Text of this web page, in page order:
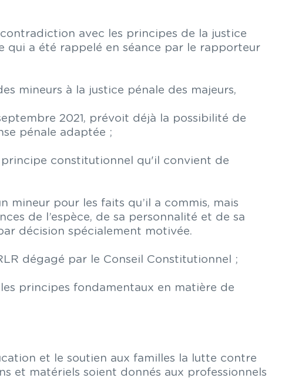
avec les principes de la justice
qui a été rappelé en séance par le rapporteur
mineurs à la justice pénale des majeurs,
2021, prévoit déjà la possibilité de
pénale adaptée ;
constitutionnel qu'il convient de
mineur pour les faits qu’il a commis, mais
de l’espèce, de sa personnalité et de sa
décision spécialement motivée.
dégagé par le Conseil Constitutionnel ;
principes fondamentaux en matière de
et le soutien aux familles la lutte contre
et matériels soient donnés aux professionnels